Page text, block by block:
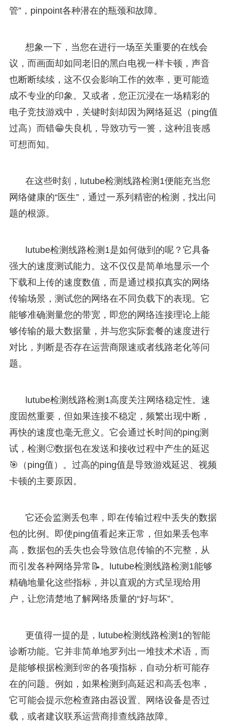
管”，pinpoint各种潜在的瓶颈和故障。
想象一下，当您在进行一场至关重要的在线会
议，而画面却如同老旧的黑白电视一样卡顿，声音
也断断续续，这不仅会影响工作的效率，更可能造
成不专业的印象。又或者，您正沉浸在一场精彩的
电子竞技游戏中，关键时刻却因为网络延迟（ping值
过高）而错😁失良机，导致功亏一篑，这种沮丧感
可想而知。
在这些时刻，lutube检测线路检测1便能充当您
网络健康的“医生”，通过一系列精密的检测，找出问
题的根源。
lutube检测线路检测1是如何做到的呢？它具备
强大的速度测试能力。这不仅仅是简单地显示一个
下载和上传的速度数值，而是通过模拟真实的网络
传输场景，测试您的网络在不同负载下的表现。它
能够准确测量您的带宽，即您的网络连接理论上能
够传输的最大数据量，并与您实际套餐的速度进行
对比，判断是否存在运营商限速或者线路老化等问
题。
lutube检测线路检测1高度关注网络稳定性。速
度固然重要，但如果连接不稳定，频繁出现中断，
再快的速度也毫无意义。它会通过长时间的ping测
试，检测🙂数据包在发送和接收过程中产生的延迟
🎯（ping值）。过高的ping值是导致游戏延迟、视频
卡顿的主要原因。
它还会监测丢包率，即在传输过程中丢失的数据
包的比例。即使ping值看起来正常，但如果丢包率
高，数据包的丢失也会导致信息传输的不完整，从
而引发各种网络异常📝。lutube检测线路检测1能够
精确地量化这些指标，并以直观的方式呈现给用
户，让您清楚地了解网络质量的“好与坏”。
更值得一提的是，lutube检测线路检测1的智能
诊断功能。它并非简单地罗列出一堆技术术语，而
是能够根据检测到🌸的各项指标，自动分析可能存
在的问题。例如，如果检测到高延迟和高丢包率，
它可能会提示您检查路由器设置、网络设备是否过
载，或者建议联系运营商排查线路故障。